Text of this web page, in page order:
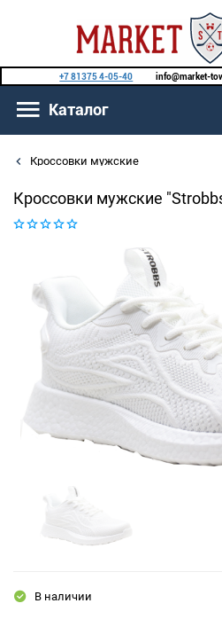
+7 81375 4-05-40 info@market-
Каталог
Кроссовки мужские
Кроссовки мужские
В наличии